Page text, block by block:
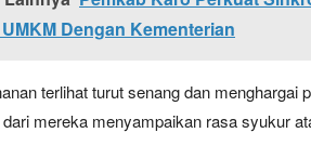
Dengan Kementerian
terlihat turut senang dan menghargai
dari mereka menyampaikan rasa syukur